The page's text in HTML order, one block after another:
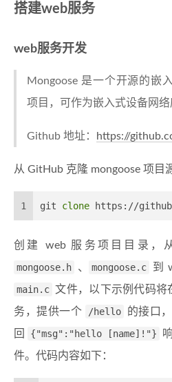
搭建web服务
web服务开发
Mongoose 是一个开源的嵌
项目，可作为嵌入式设备网络
Github 地址： https://
从 GitHub 克隆 mongoose 项目
1 git clone https://
创建 web 服务项目目录，
mongoose.h
、 mongoose.c
到
main.c 文件，以下示例代码将
务，提供一个
/hello 的接口
回
{"msg":"hello [name]!"}
件。代码内容如下：